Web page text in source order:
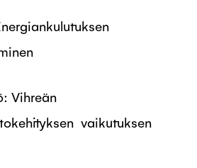
Vihreän
vaikutuksen